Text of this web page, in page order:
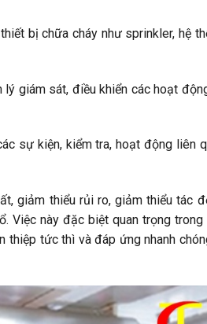
bị chữa cháy như sprinkler, hệ
giám sát, điều khiển các hoạt
sự kiện, kiểm tra, hoạt động liên
giảm thiểu rủi ro, giảm thiểu tác
Việc này đặc biệt quan trọng trong
thiệp tức thì và đáp ứng nhanh